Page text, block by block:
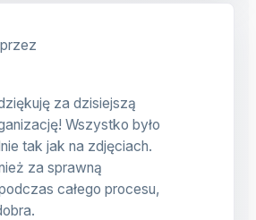
za dzisiejszą
Wszystko było
tak jak na zdjęciach.
za sprawną
całego procesu,